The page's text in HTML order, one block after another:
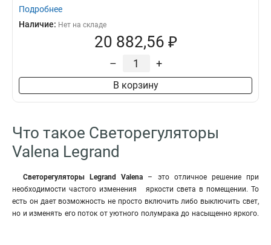
Подробнее
Наличие: Нет на складе
20 882,56 ₽
– +
В корзину
Что такое Светорегуляторы
Valena Legrand
Светорегуляторы Legrand Valena – это отличное решение при
необходимости частого изменения яркости света в помещении. То
есть он дает возможность не просто включить либо выключить свет,
но и изменять его поток от уютного полумрака до насыщенно яркого.